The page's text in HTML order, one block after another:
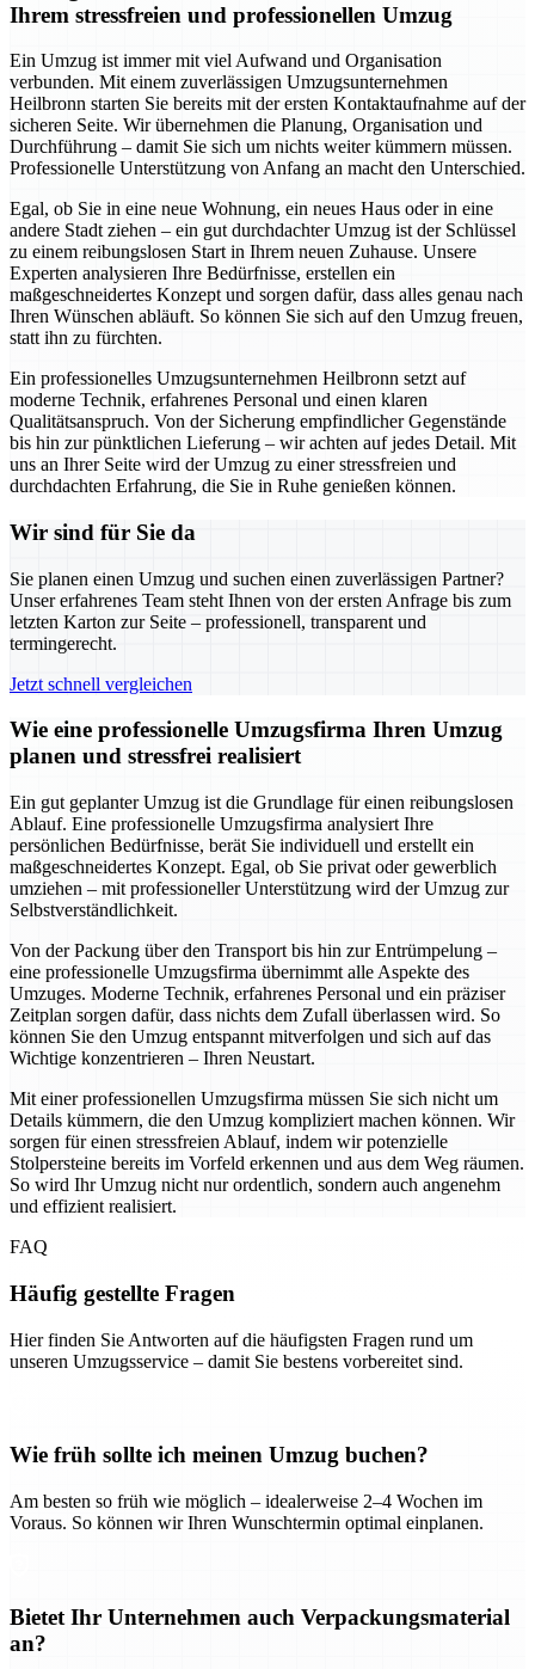
Ihrem stressfreien und professionellen Umzug
Ein Umzug ist immer mit viel Aufwand und Organisation
verbunden. Mit einem zuverlässigen Umzugsunternehmen
Heilbronn starten Sie bereits mit der ersten Kontaktaufnahme auf der
sicheren Seite. Wir übernehmen die Planung, Organisation und
Durchführung – damit Sie sich um nichts weiter kümmern müssen.
Professionelle Unterstützung von Anfang an macht den Unterschied.
Egal, ob Sie in eine neue Wohnung, ein neues Haus oder in eine
andere Stadt ziehen – ein gut durchdachter Umzug ist der Schlüssel
zu einem reibungslosen Start in Ihrem neuen Zuhause. Unsere
Experten analysieren Ihre Bedürfnisse, erstellen ein
maßgeschneidertes Konzept und sorgen dafür, dass alles genau nach
Ihren Wünschen abläuft. So können Sie sich auf den Umzug freuen,
statt ihn zu fürchten.
Ein professionelles Umzugsunternehmen Heilbronn setzt auf
moderne Technik, erfahrenes Personal und einen klaren
Qualitätsanspruch. Von der Sicherung empfindlicher Gegenstände
bis hin zur pünktlichen Lieferung – wir achten auf jedes Detail. Mit
uns an Ihrer Seite wird der Umzug zu einer stressfreien und
durchdachten Erfahrung, die Sie in Ruhe genießen können.
Wir sind für Sie da
Sie planen einen Umzug und suchen einen zuverlässigen Partner?
Unser erfahrenes Team steht Ihnen von der ersten Anfrage bis zum
letzten Karton zur Seite – professionell, transparent und
termingerecht.
Jetzt schnell vergleichen
Wie eine professionelle Umzugsfirma Ihren Umzug
planen und stressfrei realisiert
Ein gut geplanter Umzug ist die Grundlage für einen reibungslosen
Ablauf. Eine professionelle Umzugsfirma analysiert Ihre
persönlichen Bedürfnisse, berät Sie individuell und erstellt ein
maßgeschneidertes Konzept. Egal, ob Sie privat oder gewerblich
umziehen – mit professioneller Unterstützung wird der Umzug zur
Selbstverständlichkeit.
Von der Packung über den Transport bis hin zur Entrümpelung –
eine professionelle Umzugsfirma übernimmt alle Aspekte des
Umzuges. Moderne Technik, erfahrenes Personal und ein präziser
Zeitplan sorgen dafür, dass nichts dem Zufall überlassen wird. So
können Sie den Umzug entspannt mitverfolgen und sich auf das
Wichtige konzentrieren – Ihren Neustart.
Mit einer professionellen Umzugsfirma müssen Sie sich nicht um
Details kümmern, die den Umzug kompliziert machen können. Wir
sorgen für einen stressfreien Ablauf, indem wir potenzielle
Stolpersteine bereits im Vorfeld erkennen und aus dem Weg räumen.
So wird Ihr Umzug nicht nur ordentlich, sondern auch angenehm
und effizient realisiert.
FAQ
Häufig gestellte Fragen
Hier finden Sie Antworten auf die häufigsten Fragen rund um
unseren Umzugsservice – damit Sie bestens vorbereitet sind.
Wie früh sollte ich meinen Umzug buchen?
Am besten so früh wie möglich – idealerweise 2–4 Wochen im
Voraus. So können wir Ihren Wunschtermin optimal einplanen.
Bietet Ihr Unternehmen auch Verpackungsmaterial
an?